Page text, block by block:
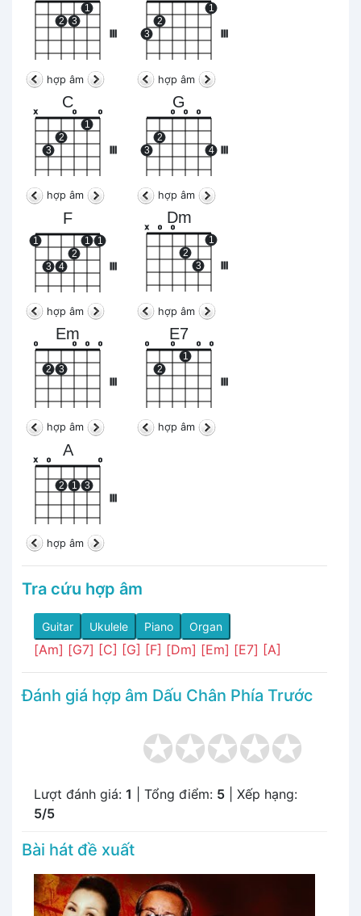
2 3
1
hợp âm
3
2
1
hợp âm
C
III
x
3
2
o
1
o
hợp âm
G
3
2
o o o
4
hợp âm
F
III
1
3 4
2
1 1
hợp âm
Dm
x o o
2
3
1
hợp âm
Em
III
o
2 3
o o o
hợp âm
E7
o
2
o
1
o o
hợp âm
A
III
x o
2 1 3
o
hợp âm
Tra cứu hợp âm
Guitar Ukulele Piano Organ
[Am] [G7] [C] [G] [F] [Dm] [Em] [E7] [A]
Đánh giá hợp âm Dấu Chân Phía Trước
Lượt đánh giá: 1 | Tổng điểm: 5 | Xếp hạng:
5/5
Bài hát đề xuất